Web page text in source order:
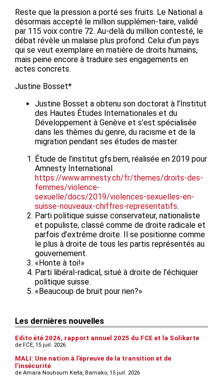
Reste que la pression a porté ses fruits. Le National a
désormais accepté le million supplémen-taire, validé
par 115 voix contre 72. Au-delà du million contesté, le
débat révèle un malaise plus profond. Celui d’un pays
qui se veut exemplaire en matière de droits humains,
mais peine encore à traduire ses engagements en
actes concrets.
Justine Bosset*
Justine Bosset a obtenu son doctorat à l’Institut
des Hautes Études Internationales et du
Développement à Genève et s’est spécialisée
dans les thèmes du genre, du racisme et de la
migration pendant ses études de master.
Étude de l’institut gfs.bern, réalisée en 2019 pour
Amnesty International.
https://www.amnesty.ch/fr/themes/droits-des-
femmes/violence-
sexuelle/docs/2019/violences-sexuelles-en-
suisse-nouveaux-chiffres-representatifs.
Parti politique suisse conservateur, nationaliste
et populiste, classé comme de droite radicale et
parfois d’extrême droite. Il se positionne comme
le plus à droite de tous les partis représentés au
gouvernement.
«Honte à toi!»
Parti libéral-radical, situé à droite de l’échiquier
politique suisse.
«Beaucoup de bruit pour rien?»